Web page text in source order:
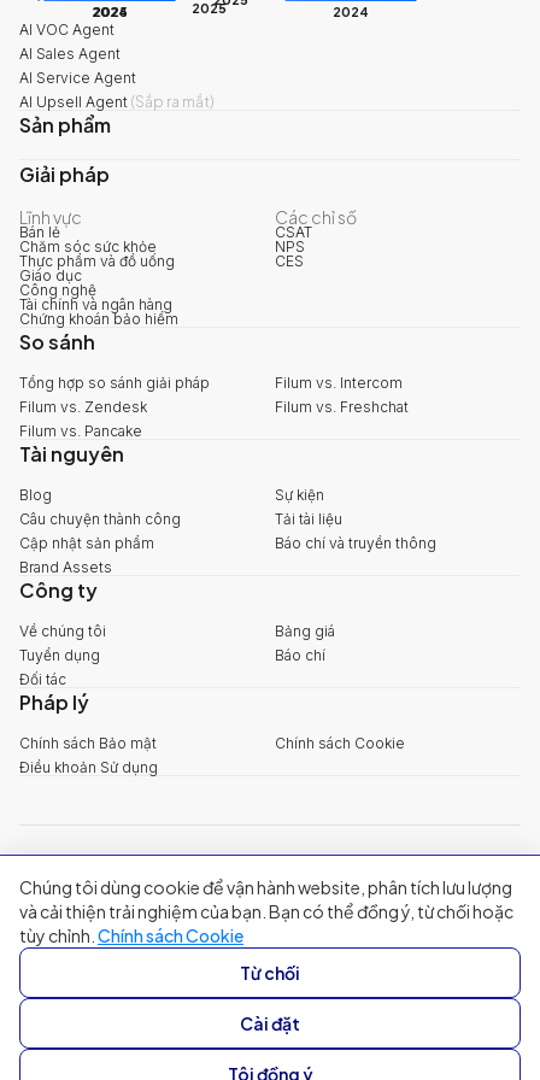
2025 2025 2024
2024
AI VOC Agent
AI Sales Agent
AI Service Agent
AI Upsell Agent (Sắp ra mắt)
Sản phẩm
Giải pháp
Lĩnh vực
Bán lẻ
Chăm sóc sức khỏe
Thực phẩm và đồ uống
Giáo dục
Công nghệ
Tài chính và ngân hàng
Chứng khoán bảo hiểm
Các chỉ số
CSAT
NPS
CES
So sánh
Tổng hợp so sánh giải pháp
Filum vs. Intercom
Filum vs. Zendesk
Filum vs. Freshchat
Filum vs. Pancake
Tài nguyên
Blog
Sự kiện
Câu chuyện thành công
Tải tài liệu
Cập nhật sản phẩm
Báo chí và truyền thông
Brand Assets
Công ty
Về chúng tôi
Bảng giá
Tuyển dụng
Báo chí
Đối tác
Pháp lý
Chính sách Bảo mật
Chính sách Cookie
Điều khoản Sử dụng
+84 888 18 1313
Trụ sở chính: Tầng 03, 65-67 Đường B4, Khu đô thị Sala, Phường An
Khánh, TP Hồ Chí Minh
Singapore:20A Tanjong Pagar Road, Singapore
© 2024 Filum Inc. All rights reserved.
Chúng tôi dùng cookie để vận hành website, phân tích lưu lượng
và cải thiện trải nghiệm của bạn. Bạn có thể đồng ý, từ chối hoặc
tùy chỉnh. Chính sách Cookie
Từ chối
Cài đặt
Tôi đồng ý